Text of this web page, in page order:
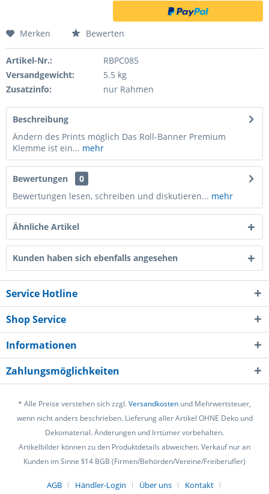
Merken Bewerten
Artikel-Nr.:
RBPC085
Versandgewicht:
5.5 kg
Zusatzinfo:
nur Rahmen
Beschreibung
Ändern des Prints möglich Das Roll-Banner Premium
Klemme ist ein... mehr
Bewertungen
0
Bewertungen lesen, schreiben und diskutieren... mehr
Ähnliche Artikel
Kunden haben sich ebenfalls angesehen
Service Hotline
Shop Service
Informationen
Zahlungsmöglichkeiten
* Alle Preise verstehen sich zzgl.Versandkosten und Mehrwertsteuer,
wenn nicht anders beschrieben. Lieferung aller Artikel OHNE Deko und
Dekomaterial. Änderungen und Irrtümer vorbehalten.
Artikelbilder können zu den Produktdetails abweichen. Verkauf nur an
Kunden im Sinne §14 BGB (Firmen/Behörden/Vereine/Freiberufler)
AGB Händler-Login Über uns Kontakt